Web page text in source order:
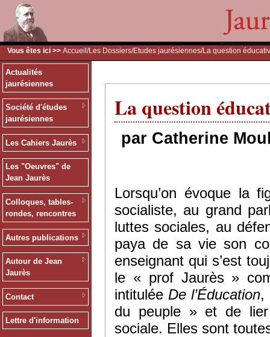
Vous êtes ici >> Accueil /Les Dossiers/Etudes jaurésiennes/La question
Actualités
jaurésiennes
Société d'études
jaurésiennes
Les Cahiers Jaurès
Les "Oeuvres" de
Jean Jaurès
Colloques, tables-
rondes, rencontres
Autres publications
Autour de Jean
Jaurès
Contact
Lettre d'information
La question
par Catherine
Lorsqu’on évoque la
socialiste, au grand
luttes sociales, au
paya de sa vie son
enseignant qui s’est
le « prof Jaurès »
intitulée De l’Éducation,
du peuple » et de
sociale. Elles sont